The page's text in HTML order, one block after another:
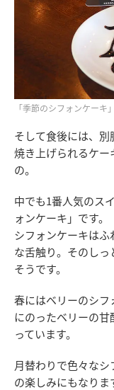
「季節のシフォンケーキ
そして食後には、
焼き上げられるケー
の。
中でも1番人気のス
ォンケーキ」です。
シフォンケーキは
な舌触り。そのし
そうです。
春にはベリーのシ
にのったベリーの
っています。
月替わりで色々な
の楽しみにもなりま